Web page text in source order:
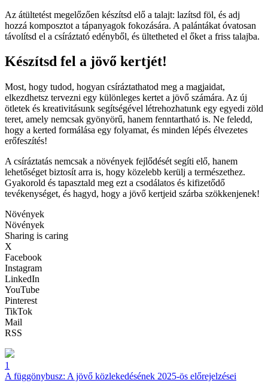
Az átültetést megelőzően készítsd elő a talajt: lazítsd föl, és adj
hozzá komposztot a tápanyagok fokozására. A palántákat óvatosan
távolítsd el a csíráztató edényből, és ültetheted el őket a friss talajba.
Készítsd fel a jövő kertjét!
Most, hogy tudod, hogyan csíráztathatod meg a magjaidat,
elkezdhetsz tervezni egy különleges kertet a jövő számára. Az új
ötletek és kreativitásunk segítségével létrehozhatunk egy egyedi zöld
teret, amely nemcsak gyönyörű, hanem fenntartható is. Ne feledd,
hogy a kerted formálása egy folyamat, és minden lépés élvezetes
erőfeszítés!
A csíráztatás nemcsak a növények fejlődését segíti elő, hanem
lehetőséget biztosít arra is, hogy közelebb kerülj a természethez.
Gyakorold és tapasztald meg ezt a csodálatos és kifizetődő
tevékenységet, és hagyd, hogy a jövő kertjeid szárba szökkenjenek!
Növények
Növények
Sharing is caring
X
Facebook
Instagram
LinkedIn
YouTube
Pinterest
TikTok
Mail
RSS
1
A függönybusz: A jövő közlekedésének 2025-ös előrejelzései